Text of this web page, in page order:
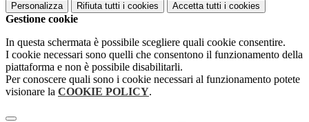
Personalizza Rifiuta tutti i cookies Accetta tutti i cookies
Gestione cookie
In questa schermata è possibile scegliere quali cookie consentire.
I cookie necessari sono quelli che consentono il funzionamento della
piattaforma e non è possibile disabilitarli.
Per conoscere quali sono i cookie necessari al funzionamento potete
visionare la COOKIE POLICY.